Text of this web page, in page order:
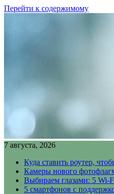
Перейти к содержимому
7 августа, 2026
Куда ставить роутер,
Камеры нового
Выбираем глазами: 5 Wi-
5 смартфонов с